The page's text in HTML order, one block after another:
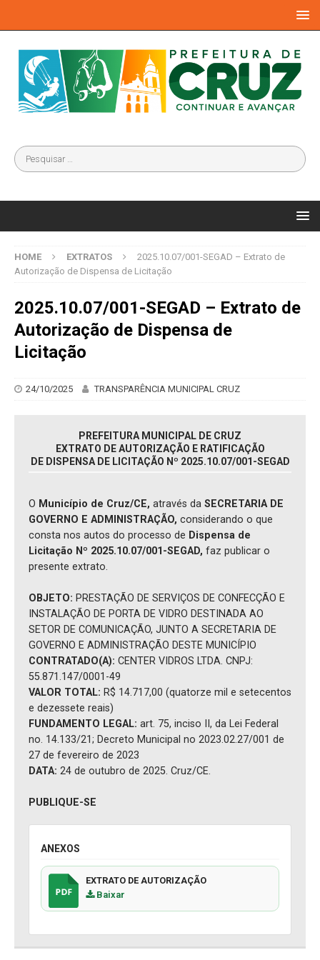
HOME EXTRATOS
2025.10.07/001-SEGAD – Extrato de
Autorização de Dispensa de Licitação
2025.10.07/001-SEGAD – Extrato de
Autorização de Dispensa de
Licitação
24/10/2025 TRANSPARÊNCIA MUNICIPAL CRUZ
PREFEITURA MUNICIPAL DE CRUZ
EXTRATO DE AUTORIZAÇÃO E RATIFICAÇÃO
DE DISPENSA DE LICITAÇÃO Nº 2025.10.07/001-SEGAD
O Município de Cruz/CE, através da SECRETARIA DE
GOVERNO E ADMINISTRAÇÃO, considerando o que
consta nos autos do processo de Dispensa de
Licitação Nº 2025.10.07/001-SEGAD, faz publicar o
presente extrato.
OBJETO: PRESTAÇÃO DE SERVIÇOS DE CONFECÇÃO E
INSTALAÇÃO DE PORTA DE VIDRO DESTINADA AO
SETOR DE COMUNICAÇÃO, JUNTO A SECRETARIA DE
GOVERNO E ADMINISTRAÇÃO DESTE MUNICÍPIO
CONTRATADO(A): CENTER VIDROS LTDA. CNPJ:
55.871.147/0001-49
VALOR TOTAL: R$ 14.717,00 (quatorze mil e setecentos
e dezessete reais)
FUNDAMENTO LEGAL: art. 75, inciso II, da Lei Federal
no. 14.133/21; Decreto Municipal no 2023.02.27/001 de
27 de fevereiro de 2023
DATA: 24 de outubro de 2025. Cruz/CE.
PUBLIQUE-SE
ANEXOS
EXTRATO DE AUTORIZAÇÃO
Baixar